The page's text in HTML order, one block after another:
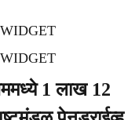
1 लाख 12